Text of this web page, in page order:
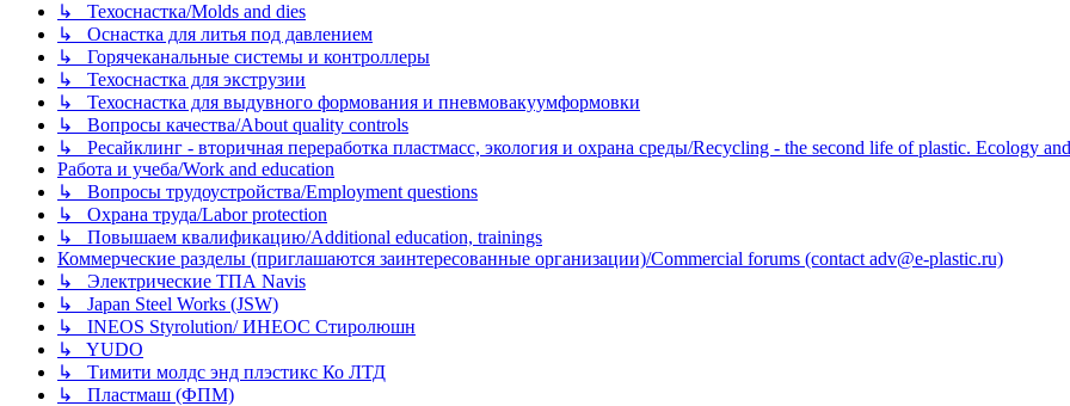
↳ Техоснастка/Molds and dies
↳ Оснастка для литья под давлением
↳ Горячеканальные системы и контроллеры
↳ Техоснастка для экструзии
↳ Техоснастка для выдувного формования и пневмовакуумформовки
↳ Вопросы качества/About quality controls
↳ Ресайклинг - вторичная переработка пластмасс, экология и охрана среды/Recycling - the second life of plastic. Ecology
Работа и учеба/Work and education
↳ Вопросы трудоустройства/Employment questions
↳ Охрана труда/Labor protection
↳ Повышаем квалификацию/Additional education, trainings
Коммерческие разделы (приглашаются заинтересованные организации)/Commercial forums (contact adv@e-plastic.ru)
↳ Электрические ТПА Navis
↳ Japan Steel Works (JSW)
↳ INEOS Styrolution/ ИНЕОС Стиролюшн
↳ YUDO
↳ Тимити молдс энд плэстикс Ко ЛТД
↳ Пластмаш (ФПМ)